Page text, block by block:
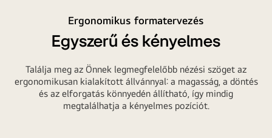
Ergonomikus formatervezés
Egyszerű és kényelmes
Találja meg az Önnek legmegfelelőbb nézési szöget az
ergonomikusan kialakított állvánnyal: a magasság, a döntés
és az elforgatás könnyedén állítható, így mindig
megtalálhatja a kényelmes pozíciót.